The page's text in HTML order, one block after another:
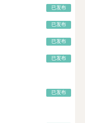
已发布
已发布
已发布
已发布
已发布